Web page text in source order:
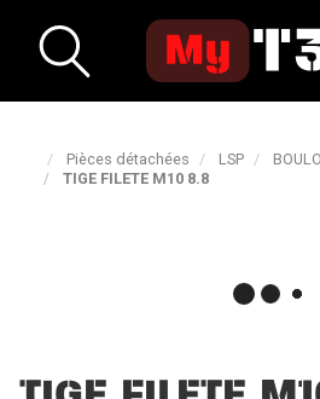
Pièces détachées LSP
TIGE FILETE M10 8.8